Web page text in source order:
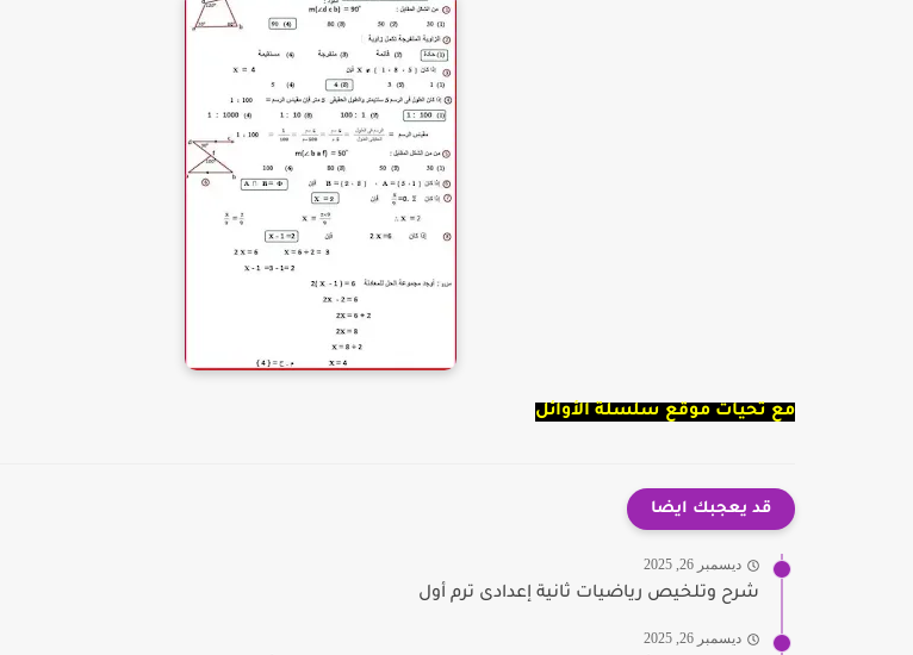
مع تحيات موقع سلسلة الأوائل
قد يعجبك ايضا
ديسمبر 26, 2025
شرح وتلخيص رياضيات ثانية إعدادى ترم أول
ديسمبر 26, 2025